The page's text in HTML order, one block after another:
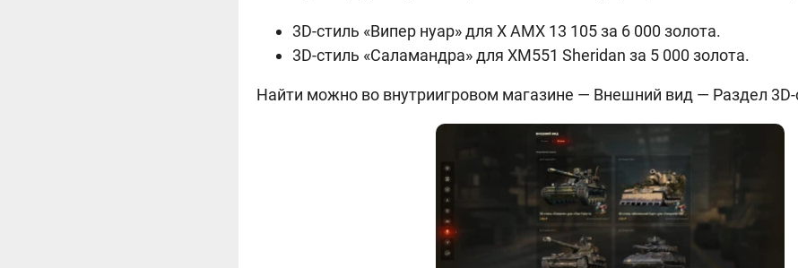
3D-стиль «Випер нуар» для XAMX 13 105 за 6 000 золота.
3D-стиль «Саламандра» для XM551 Sheridan за 5 000 золота.
Найти можно во внутриигровом магазине — Внешний вид — Раздел 3D-